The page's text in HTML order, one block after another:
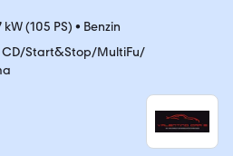
kW (105 PS) • Benzin
CD/Start&Stop/MultiFu/